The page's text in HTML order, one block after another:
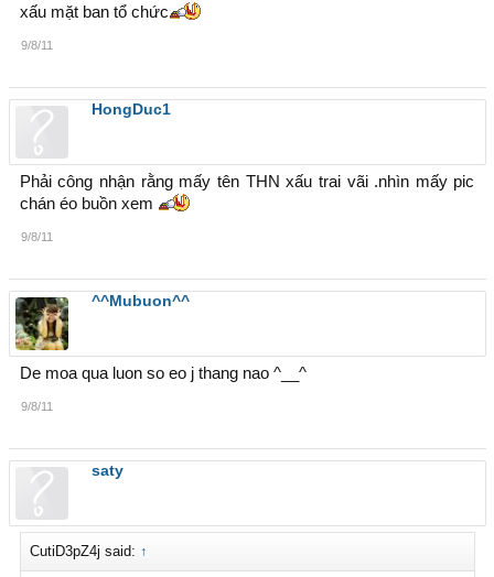
xấu mặt ban tổ chức
9/8/11
HongDuc1
Phải công nhận rằng mấy tên THN xấu trai vãi .nhìn mấy pic
chán éo buồn xem
9/8/11
^^Mubuon^^
De moa qua luon so eo j thang nao ^__^
9/8/11
saty
CutiD3pZ4j said: ↑